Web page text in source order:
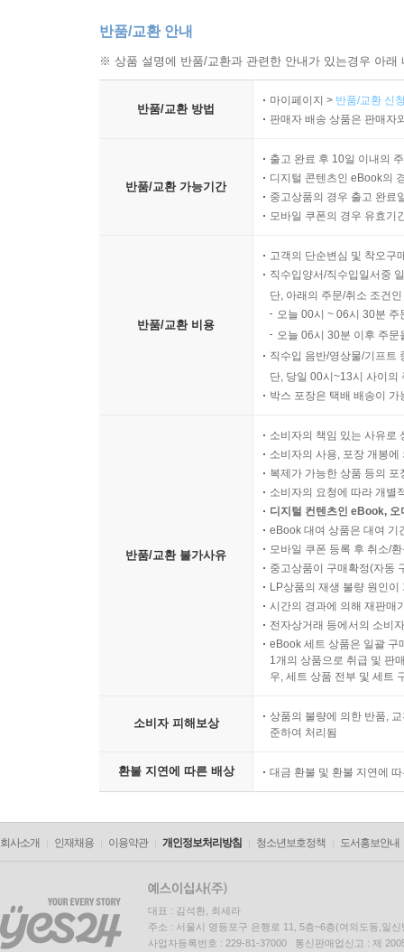
반품/교환 안내
※ 상품 설명에 반품/교환과 관련한 안내가 있는경우 아
반품/교환 방법
마이페이지 > 반품/교환 신
판매자 배송 상품은 판매자
반품/교환 가능기간
출고 완료 후 10일 이내의
디지털 콘텐츠인 eBook의
중고상품의 경우 출고 완료
모바일 쿠폰의 경우 유효기
반품/교환 비용
고객의 단순변심 및 착오구
직수입양서/직수입일서중
단, 아래의 주문/취소 조건
오늘 00시 ~ 06시 30분
오늘 06시 30분 이후 주
직수입 음반/영상물/기프트
단, 당일 00시~13시 사이의
박스 포장은 택배 배송이
반품/교환 불가사유
소비자의 책임 있는 사유로
소비자의 사용, 포장 개봉
복제가 가능한 상품 등의
소비자의 요청에 따라 개별
디지털 컨텐츠인 eBook,
eBook 대여 상품은 대여 기
모바일 쿠폰 등록 후 취소/
중고상품이 구매확정(자동
LP상품의 재생 불량 원인
시간의 경과에 의해 재판매
전자상거래 등에서의 소비
eBook 세트 상품은 일괄 구
1개의 상품으로 취급 및 판
우, 세트 상품 전부 및 세트
소비자 피해보상
상품의 불량에 의한 반품,
준하여 처리됨
환불 지연에 따른 배상 대금 환불 및 환불 지연에
회사소개 인재채용 이용약관 개인정보처리방침 청소년보호정책 도서홍보안내
대표 : 김석환, 최세라
주소 : 서울시 영등포구 은행로 11, 5층~6층(여의도동,일신
사업자등록번호 : 229-81-37000 통신판매업신고 : 제